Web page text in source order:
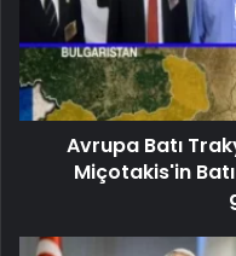
Avrupa Batı
Miçotakis'in